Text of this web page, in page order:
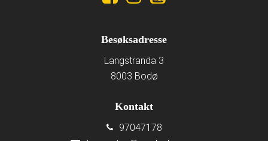
Besøksadresse
Langstranda 3
8003 Bodø
Kontakt
97047178